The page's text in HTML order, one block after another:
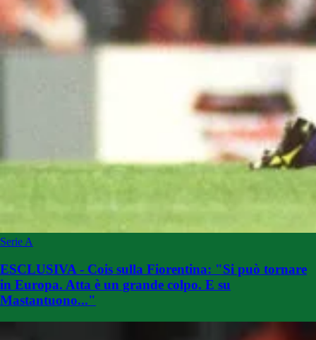
Serie A
ESCLUSIVA - Cois sulla Fiorentina: "Si può tornare
in Europa. Atta è un grande colpo. E su
Mastantuono..."